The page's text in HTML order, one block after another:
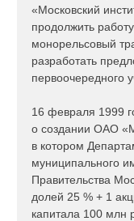
«Московский
продолжить
монорельсовый
разработать
первоочередного
16 февраля 1999
о создании ОАО
в котором
муниципального
Правительства
долей 25 % + 1
капитала 100 млн